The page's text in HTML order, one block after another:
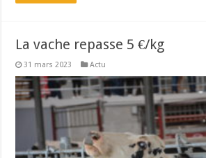
La vache repasse 5 €/kg
31 mars 2023 Actu